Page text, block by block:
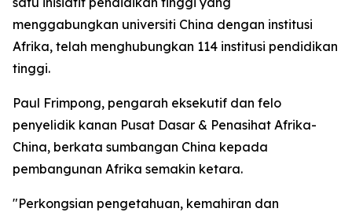
menggabungkan universiti China dengan institusi
Afrika, telah menghubungkan 114 institusi pendidikan
tinggi.
Paul Frimpong, pengarah eksekutif dan felo
penyelidik kanan Pusat Dasar & Penasihat Afrika-
China, berkata sumbangan China kepada
pembangunan Afrika semakin ketara.
"Perkongsian pengetahuan, kemahiran dan